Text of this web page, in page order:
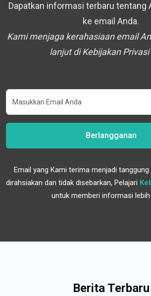
Dapatkan informasi terbaru tentang
ke email Anda.
Kami menjaga kerahasiaan email
lanjut di Kebijakan
Berlangganan
Email yang Kami terima menjadi
dirahsiakan dan tidak disebarkan, Pelajari
untuk memberi informasi lebih
Berita Terbaru